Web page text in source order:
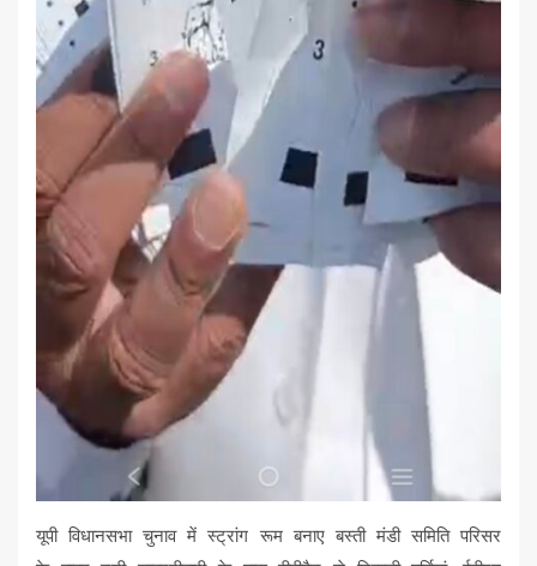
यूपी विधानसभा चुनाव में स्ट्रांग रूम बनाए बस्‍ती मंडी समिति परिसर